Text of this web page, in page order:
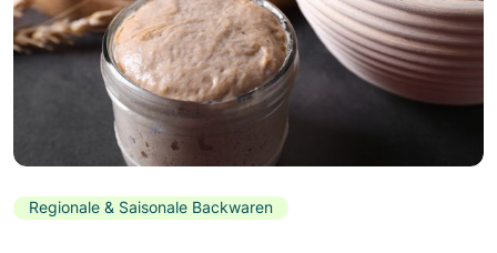
Regionale & Saisonale Backwaren